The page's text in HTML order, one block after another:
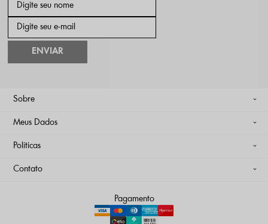
ENVIAR
Sobre
Meus Dados
Políticas
Contato
Pagamento